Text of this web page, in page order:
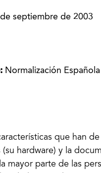
septiembre de 2003
Normalización
que han
hardware) y la
mayor parte de las